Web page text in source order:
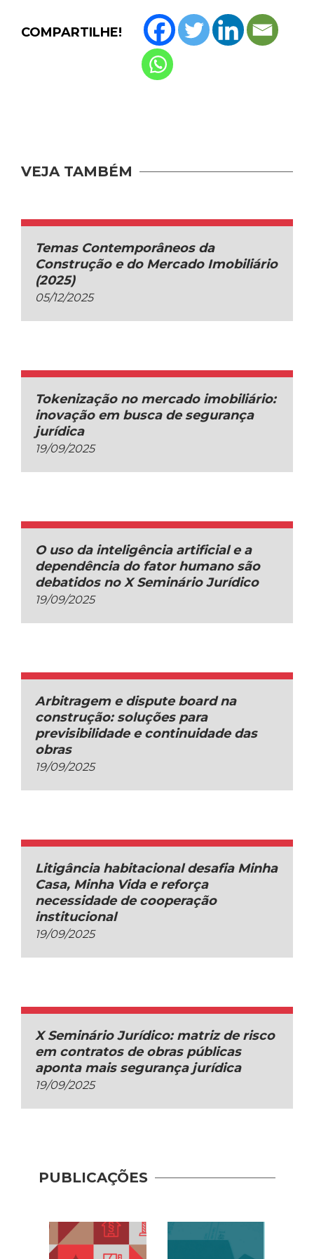
COMPARTILHE!
VEJA TAMBÉM
Temas Contemporâneos da
Construção e do Mercado Imobiliário
(2025)
05/12/2025
Tokenização no mercado imobiliário:
inovação em busca de segurança
jurídica
19/09/2025
O uso da inteligência artificial e a
dependência do fator humano são
debatidos no X Seminário Jurídico
19/09/2025
Arbitragem e dispute board na
construção: soluções para
previsibilidade e continuidade das
obras
19/09/2025
Litigância habitacional desafia Minha
Casa, Minha Vida e reforça
necessidade de cooperação
institucional
19/09/2025
X Seminário Jurídico: matriz de risco
em contratos de obras públicas
aponta mais segurança jurídica
19/09/2025
PUBLICAÇÕES